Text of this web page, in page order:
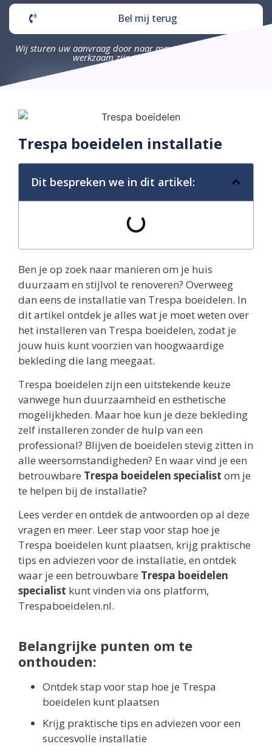
Bel mij terug
Wij sturen uw aanvraag door naar maximaal 4 bedrijven die
werkzaam zijn in uw omgeving.
Trespa boeidelen installatie
Dit bespreken we in dit artikel:
Ben je op zoek naar manieren om je huis
duurzaam en stijlvol te renoveren? Overweeg
dan eens de installatie van Trespa boeidelen. In
dit artikel ontdek je alles wat je moet weten over
het installeren van Trespa boeidelen, zodat je
jouw huis kunt voorzien van hoogwaardige
bekleding die lang meegaat.
Trespa boeidelen zijn een uitstekende keuze
vanwege hun duurzaamheid en esthetische
mogelijkheden. Maar hoe kun je deze bekleding
zelf installeren zonder de hulp van een
professional? Blijven de boeidelen stevig zitten in
alle weersomstandigheden? En waar vind je een
betrouwbare Trespa boeidelen specialist om je
te helpen bij de installatie?
Lees verder en ontdek de antwoorden op al deze
vragen en meer. Leer stap voor stap hoe je
Trespa boeidelen kunt plaatsen, krijg praktische
tips en adviezen voor de installatie, en ontdek
waar je een betrouwbare Trespa boeidelen
specialist kunt vinden via ons platform,
Trespaboeidelen.nl.
Belangrijke punten om te
onthouden:
Ontdek stap voor stap hoe je Trespa
boeidelen kunt plaatsen
Krijg praktische tips en adviezen voor een
succesvolle installatie